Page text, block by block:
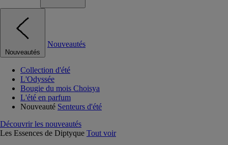
Nouveautés
Nouveautés
Collection d'été
L'Odyssée
Bougie du mois Choisya
L'été en parfum
Nouveauté Senteurs d'été
Découvrir les nouveautés
Les Essences de Diptyque Tout voir